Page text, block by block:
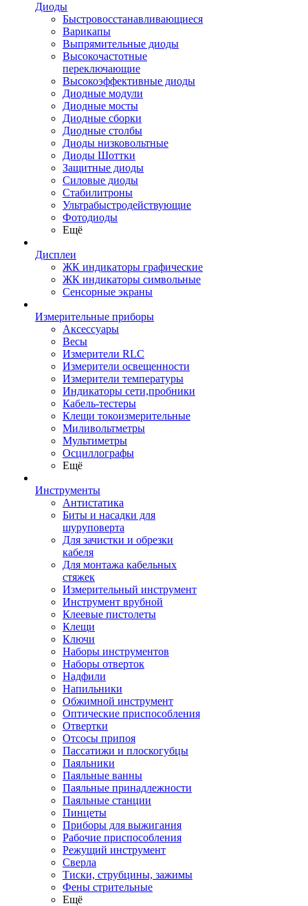
Диоды
Быстровосстанавливающиеся
Варикапы
Выпрямительные диоды
Высокочастотные
переключающие
Высокоэффективные диоды
Диодные модули
Диодные мосты
Диодные сборки
Диодные столбы
Диоды низковольтные
Диоды Шоттки
Защитные диоды
Силовые диоды
Стабилитроны
Ультрабыстродействующие
Фотодиоды
Ещё
Дисплеи
ЖК индикаторы графические
ЖК индикаторы символьные
Сенсорные экраны
Измерительные приборы
Аксессуары
Весы
Измерители RLC
Измерители освещенности
Измерители температуры
Индикаторы сети,пробники
Кабель-тестеры
Клещи токоизмерительные
Миливольтметры
Мультиметры
Осциллографы
Ещё
Инструменты
Антистатика
Биты и насадки для
шуруповерта
Для зачистки и обрезки
кабеля
Для монтажа кабельных
стяжек
Измерительный инструмент
Инструмент врубной
Клеевые пистолеты
Клещи
Ключи
Наборы инструментов
Наборы отверток
Надфили
Напильники
Обжимной инструмент
Оптические приспособления
Отвертки
Отсосы припоя
Пассатижи и плоскогубцы
Паяльники
Паяльные ванны
Паяльные принадлежности
Паяльные станции
Пинцеты
Приборы для выжигания
Рабочие приспособления
Режущий инструмент
Сверла
Тиски, струбцины, зажимы
Фены стрительные
Ещё